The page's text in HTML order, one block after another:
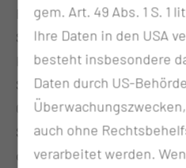
Frontmännern Martin
Schroschk hat am Montag
Kinderkrebsstation des
Spendencheck über
Gesamtsumme enthalten
SV Sedlitz Blau-Weiß 90.
den Förderverein der
gem. Art. 49 Abs. 1 S. 1
Ihre Daten in den USA
besteht insbesondere
Daten durch US-
auch ohne
verarbeitet werden.